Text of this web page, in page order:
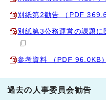
別紙第2勧告 （PDF
別紙第3公務運営の課題
参考資料 （PDF 96.0KB）
過去の人事委員会勧告